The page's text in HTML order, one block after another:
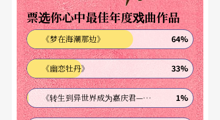
心灵咨商课程、实为凶案探侦的类桌游演出，也曾
在台北艺穗节推出《台北艺穗节的台北艺穗节》，
自己变身主办单位策展人，邀团队另辟小视窗演
出。但，挑战观演关系的开端是他把自己的婚宴拿
去投台北艺穗节，正大光明在红楼剧场办喜酒，门
票是红包，「我发现原来观众可以变表演者，当观
众以为身旁的观众也是表演者时，那种参与互动同
票选你心中最佳年度戏曲作品
《梦在海潮那边》 64%
《幽恋牡丹》 33%
《转生到异世界成为嘉庆君—发现我的祖先是诈骗集团!?》 1%